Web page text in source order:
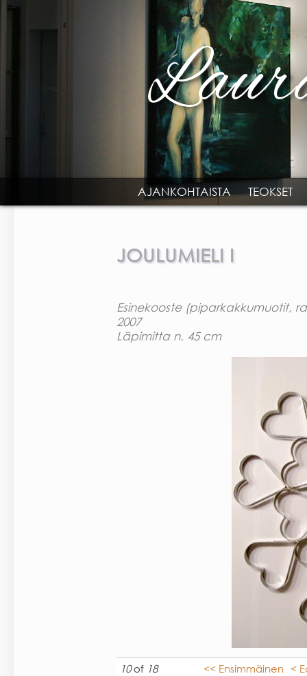
Skip to main content
MAIN MENU
AJANKOHTAISTA TEOKSET
JOULUMIELI I
Esinekooste (piparkakkumuotit,
2007
Läpimitta n. 45 cm
10of 18 << Ensimmäinen <